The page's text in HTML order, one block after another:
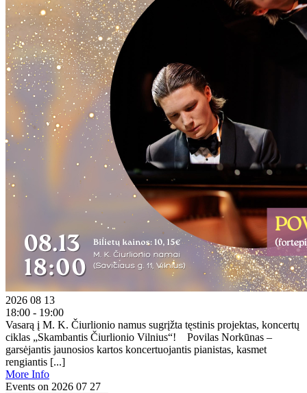
2026 08 13
18:00 - 19:00
Vasarą į M. K. Čiurlionio namus sugrįžta tęstinis projektas, koncertų
ciklas „Skambantis Čiurlionio Vilnius“! Povilas Norkūnas –
garsėjantis jaunosios kartos koncertuojantis pianistas, kasmet
rengiantis [...]
More Info
Events on 2026 07 27